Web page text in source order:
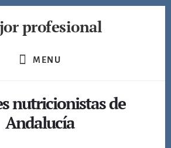
profesional
MENU
nutricionistas de
Andalucía